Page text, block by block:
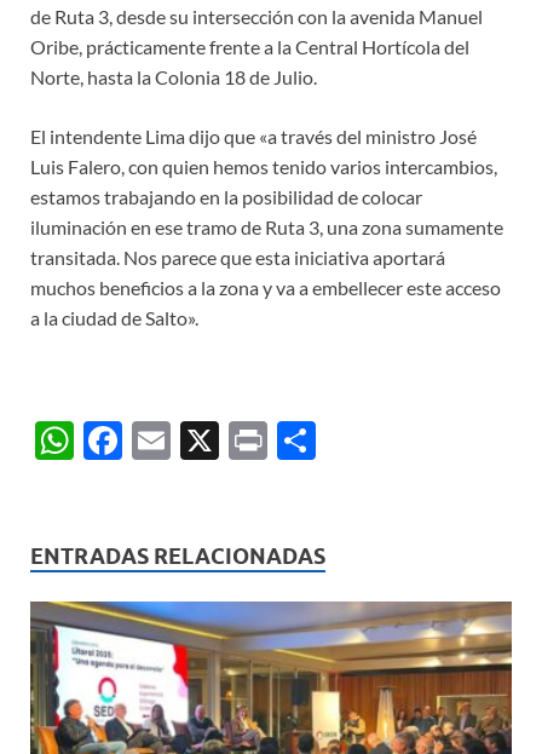
de Ruta 3, desde su intersección con la avenida Manuel
Oribe, prácticamente frente a la Central Hortícola del
Norte, hasta la Colonia 18 de Julio.
El intendente Lima dijo que «a través del ministro José
Luis Falero, con quien hemos tenido varios intercambios,
estamos trabajando en la posibilidad de colocar
iluminación en ese tramo de Ruta 3, una zona sumamente
transitada. Nos parece que esta iniciativa aportará
muchos beneficios a la zona y va a embellecer este acceso
a la ciudad de Salto».
W
s
A
p
p
F
b
o
o
k
E
X
P
p
ar
ti
r
ENTRADAS RELACIONADAS